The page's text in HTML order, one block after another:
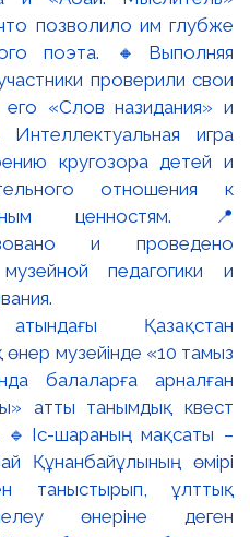
Қазақстан
музейінде «10 тамыз
балаларға арналған
атты танымдық квест
шараның мақсаты –
Құнанбайұлының өмірі
таныстырып, ұлттық
өнеріне деген